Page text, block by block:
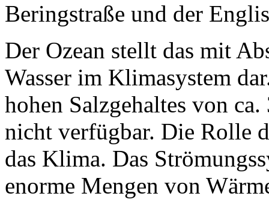
Beringstraße und der
Der Ozean stellt das mit
Wasser im Klimasystem
hohen Salzgehaltes von
nicht verfügbar. Die Rolle
das Klima. Das
enorme Mengen von